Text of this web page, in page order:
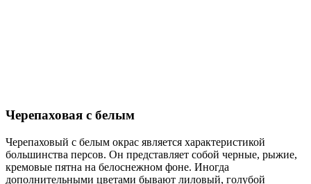
Черепаховая с белым
Черепаховый с белым окрас является характеристикой
большинства персов. Он представляет собой черные, рыжие,
кремовые пятна на белоснежном фоне. Иногда
дополнительными цветами бывают лиловый, голубой